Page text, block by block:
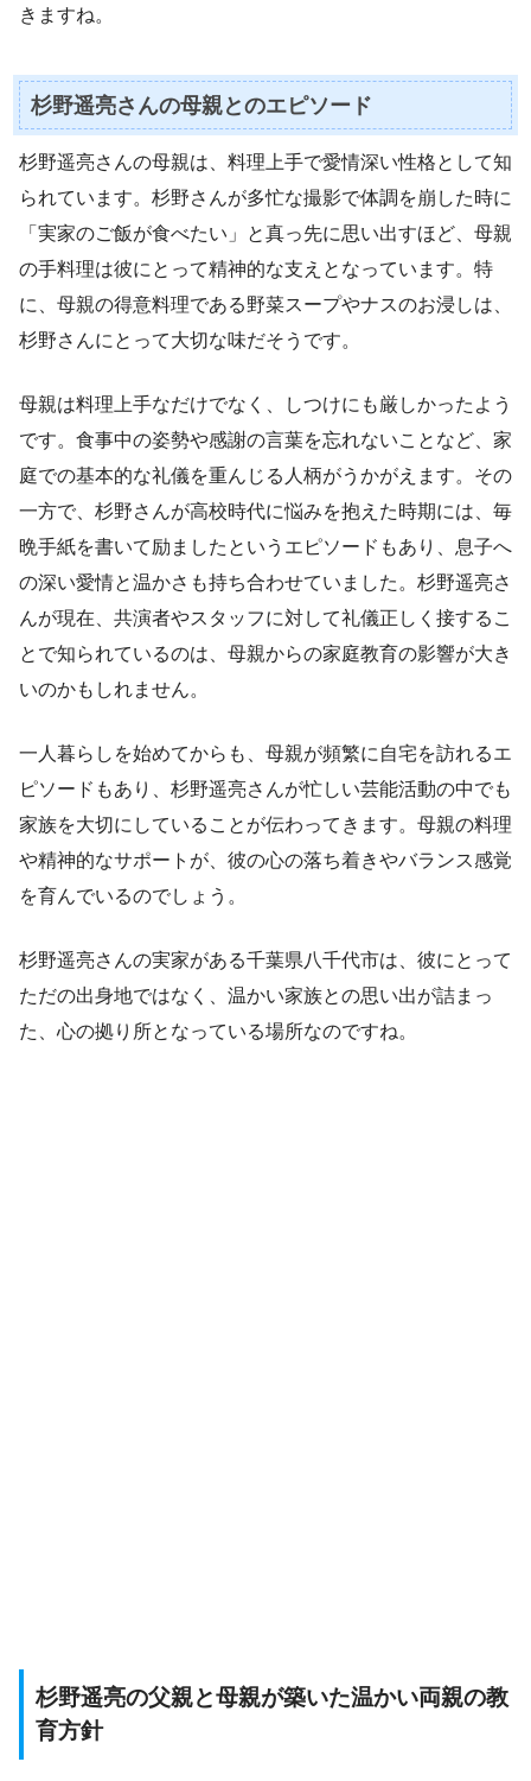
きますね。
杉野遥亮さんの母親とのエピソード
杉野遥亮さんの母親は、料理上手で愛情深い性格として知
られています。杉野さんが多忙な撮影で体調を崩した時に
「実家のご飯が食べたい」と真っ先に思い出すほど、母親
の手料理は彼にとって精神的な支えとなっています。特
に、母親の得意料理である野菜スープやナスのお浸しは、
杉野さんにとって大切な味だそうです。
母親は料理上手なだけでなく、しつけにも厳しかったよう
です。食事中の姿勢や感謝の言葉を忘れないことなど、家
庭での基本的な礼儀を重んじる人柄がうかがえます。その
一方で、杉野さんが高校時代に悩みを抱えた時期には、毎
晩手紙を書いて励ましたというエピソードもあり、息子へ
の深い愛情と温かさも持ち合わせていました。杉野遥亮さ
んが現在、共演者やスタッフに対して礼儀正しく接するこ
とで知られているのは、母親からの家庭教育の影響が大き
いのかもしれません。
一人暮らしを始めてからも、母親が頻繁に自宅を訪れるエ
ピソードもあり、杉野遥亮さんが忙しい芸能活動の中でも
家族を大切にしていることが伝わってきます。母親の料理
や精神的なサポートが、彼の心の落ち着きやバランス感覚
を育んでいるのでしょう。
杉野遥亮さんの実家がある千葉県八千代市は、彼にとって
ただの出身地ではなく、温かい家族との思い出が詰まっ
た、心の拠り所となっている場所なのですね。
杉野遥亮の父親と母親が築いた温かい両親の教
育方針